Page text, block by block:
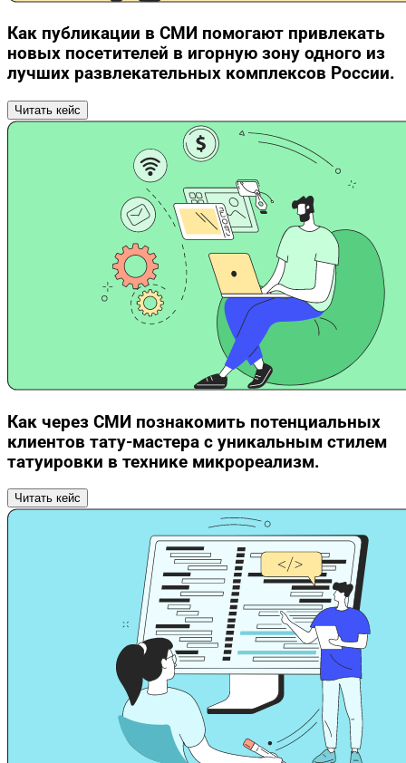
Как публикации в СМИ помогают привлекать
новых посетителей в игорную зону одного из
лучших развлекательных комплексов России.
Читать кейс
Как через СМИ познакомить потенциальных
клиентов тату-мастера с уникальным стилем
татуировки в технике микрореализм.
Читать кейс